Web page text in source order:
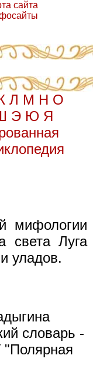
сайта
Л М Н О
Э Ю Я
мифологии
света Луга
уладов.
словарь -